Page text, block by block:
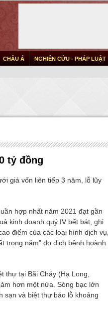
CHÂU Á NGHIÊN CỨU - PHÁP LUẬT
tỷ đồng
giá vốn liên tiếp 3 năm, lỗ lũy
hợp nhất năm 2021 đạt gần
kinh doanh quý IV bết bát, ghi
điểm của các loại hình dịch vụ,
trong năm” do dịch bệnh hoành
thự tại Bãi Cháy (Hạ Long,
hơn một nửa. Sòng bạc lớn
sạn và biệt thự báo lỗ khoảng